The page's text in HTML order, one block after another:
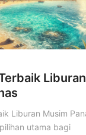
kreativitas
Liburan
Liburan Musim
utama bagi